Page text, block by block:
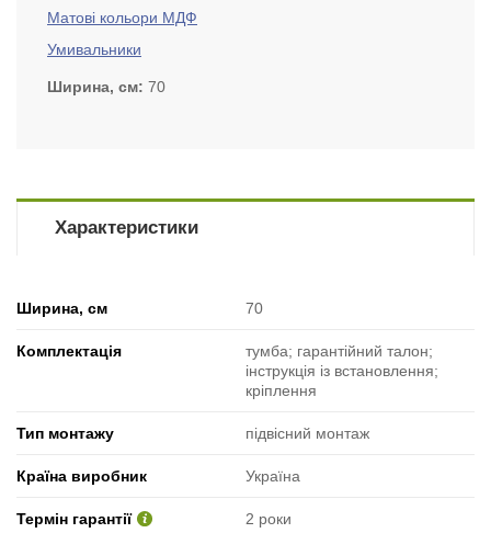
Матові кольори МДФ
Умивальники
Ширина, см 70
Характеристики
Ширина, см 70
Комплектація
тумба; гарантійний талон;
інструкція із встановлення;
кріплення
Тип монтажу підвісний монтаж
Країна виробник Україна
Термін гарантії 2 роки